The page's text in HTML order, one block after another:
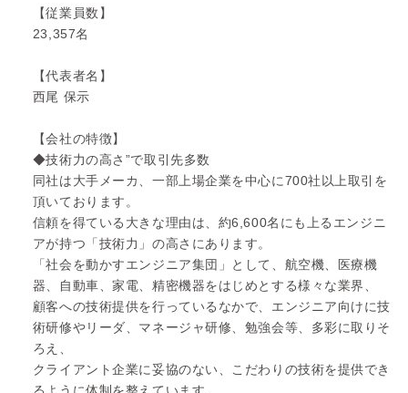
【従業員数】
23,357名
【代表者名】
西尾 保示
【会社の特徴】
◆技術力の高さ”で取引先多数
同社は大手メーカ、一部上場企業を中心に700社以上取引を
頂いております。
信頼を得ている大きな理由は、約6,600名にも上るエンジニ
アが持つ「技術力」の高さにあります。
「社会を動かすエンジニア集団」として、航空機、医療機
器、自動車、家電、精密機器をはじめとする様々な業界、
顧客への技術提供を行っているなかで、エンジニア向けに技
術研修やリーダ、マネージャ研修、勉強会等、多彩に取りそ
ろえ、
クライアント企業に妥協のない、こだわりの技術を提供でき
るように体制を整えています。